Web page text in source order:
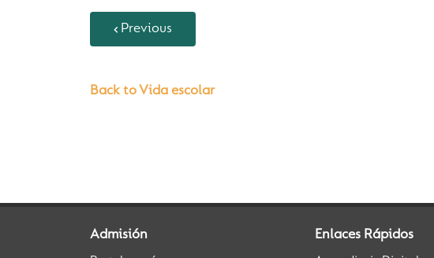
Previous
Back to Vida escolar
Admisión Enlaces Rápidos